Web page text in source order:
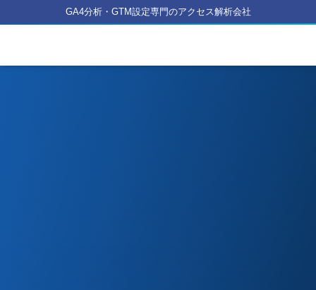
GA4分析・GTM設定専門のアクセス解析会社